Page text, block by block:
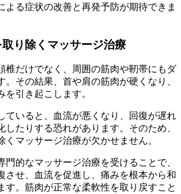
よる症状の改善と再発予防が期待できま
り除くマッサージ治療
椎だけでなく、周囲の筋肉や靭帯にもダ
。その結果、首や肩の筋肉が硬くなり、
引き起こします。
ていると、血流が悪くなり、回復が遅れ
したりする恐れがあります。そのため、
くマッサージ治療が欠かせません。
門的なマッサージ治療を受けることで、
させ、血流を促進し、痛みを根本から和
す。筋肉が正常な柔軟性を取り戻すこと